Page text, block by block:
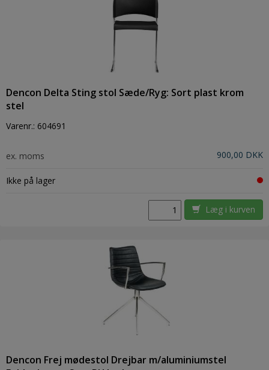
Dencon Delta Sting stol Sæde/Ryg: Sort plast krom
stel
Varenr.: 604691
ex. moms 900,00 DKK
Ikke på lager
Læg i kurven
Dencon Frej mødestol Drejbar m/aluminiumstel